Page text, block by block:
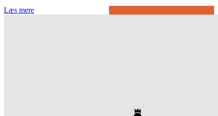
Læs mere